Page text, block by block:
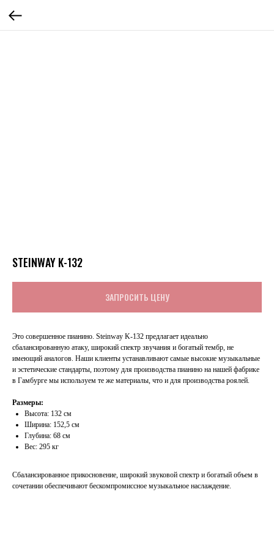
STEINWAY K-132
ЗАПРОСИТЬ ЦЕНУ
Это совершенное пианино. Steinway K-132 предлагает идеально
сбалансированную атаку, широкий спектр звучания и богатый тембр, не
имеющий аналогов. Наши клиенты устанавливают самые высокие музыкальные
и эстетические стандарты, поэтому для производства пианино на нашей фабрике
в Гамбурге мы используем те же материалы, что и для производства роялей.
Размеры:
Высота: 132 см
Ширина: 152,5 см
Глубина: 68 см
Вес: 295 кг
Сбалансированное прикосновение, широкий звуковой спектр и богатый объем в
сочетании обеспечивают бескомпромиссное музыкальное наслаждение.